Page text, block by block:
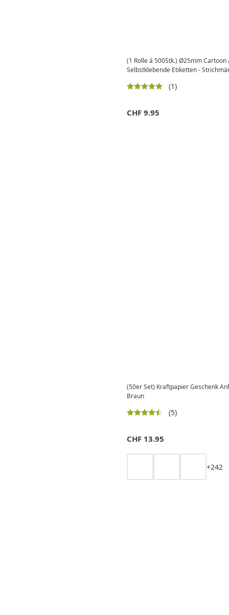
(1 Rolle à 500Stk.) Ø25mm
Selbstklebende Etiketten -
(1)
CHF 9.95
(50er Set) Kraftpapier Geschenk
Braun
(5)
CHF 13.95
+242